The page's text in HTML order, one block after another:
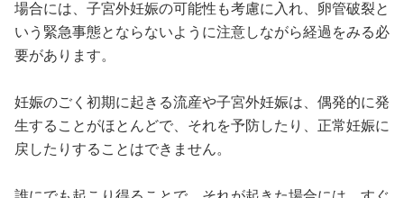
場合には、子宮外妊娠の可能性も考慮に入れ、卵管破裂と
いう緊急事態とならないように注意しながら経過をみる必
要があります。
妊娠のごく初期に起きる流産や子宮外妊娠は、偶発的に発
生することがほとんどで、それを予防したり、正常妊娠に
戻したりすることはできません。